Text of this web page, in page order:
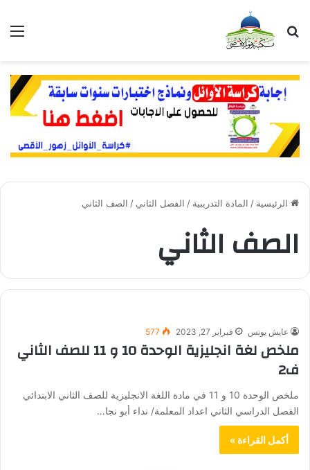
بحث عن
الرئيسية / المادة التدريبية / الفصل الثاني / الصف الثاني
الصف الثاني
عايش يونس فبراير 27, 2023 577
ملخص لغة انجليزية الوحدة 10 و 11 للصف الثاني
ف2
ملخص الوحدة 10 و 11 في مادة اللغة الانجليزية للصف الثاني الابتدائي
الفصل الدراسي الثاني اعداد المعلمة/ نداء أبو نجا…
أكمل القراءة »